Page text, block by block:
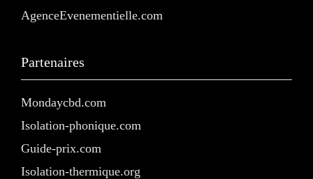
AgenceEvenementielle.com
Partenaires
Mondaycbd.com
Isolation-phonique.com
Guide-prix.com
Isolation-thermique.org